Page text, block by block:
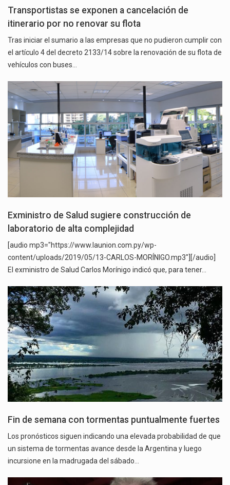
Transportistas se exponen a cancelación de
itinerario por no renovar su flota
Tras iniciar el sumario a las empresas que no pudieron cumplir con
el artículo 4 del decreto 2133/14 sobre la renovación de su flota de
vehículos con buses…
Exministro de Salud sugiere construcción de
laboratorio de alta complejidad
[audio mp3="https://www.launion.com.py/wp-
content/uploads/2019/05/13-CARLOS-MORÍNIGO.mp3"][/audio]
El exministro de Salud Carlos Morínigo indicó que, para tener…
Fin de semana con tormentas puntualmente fuertes
Los pronósticos siguen indicando una elevada probabilidad de que
un sistema de tormentas avance desde la Argentina y luego
incursione en la madrugada del sábado…